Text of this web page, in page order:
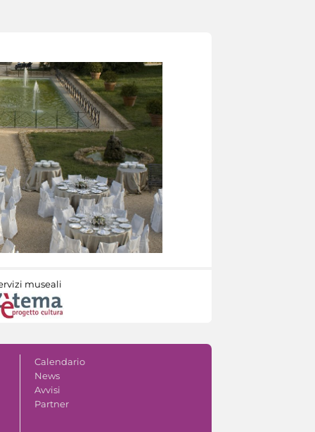
museali
Calendario
News
Avvisi
Partner